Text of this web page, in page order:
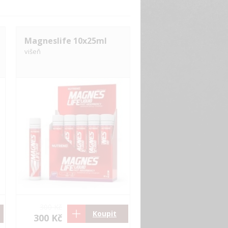
Magneslife 10x25ml
višeň
300 Kč Koupit